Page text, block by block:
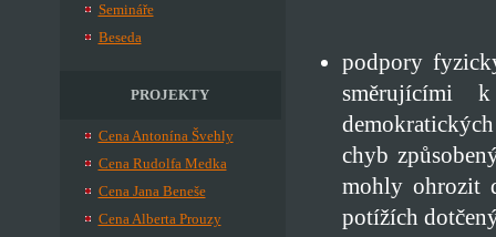
Semináře
Beseda
PROJEKTY
Cena Antonína Švehly
Cena Rudolfa Medka
Cena Jana Beneše
Cena Alberta Prouzy
podpory
směrujícími
chyb
mohly ohrozit
potížích